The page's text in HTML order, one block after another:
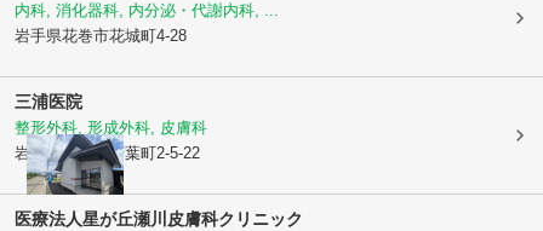
内科, 消化器科, 内分泌・代謝内科, ...
岩手県花巻市花城町4-28
三浦医院
整形外科, 形成外科, 皮膚科
岩手県花巻市若葉町2-5-22
医療法人星が丘瀬川皮膚科クリニック